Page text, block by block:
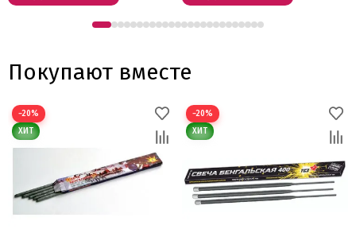
Покупают вместе
−20% −20%